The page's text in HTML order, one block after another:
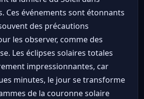
Ces événements sont étonnants
des précautions
les observer, comme des
Les éclipses solaires totales
impressionnantes, car
minutes, le jour se transforme
de la couronne solaire